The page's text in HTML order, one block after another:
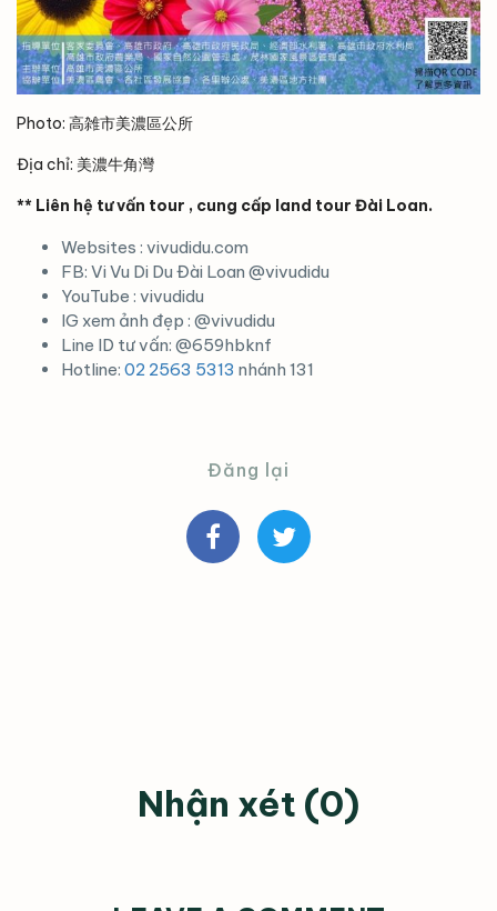
Photo: 高雑市美濃區公所
Địa chỉ: 美濃牛角灣
** Liên hệ tư vấn tour , cung cấp land tour Đài Loan.
Websites : vivudidu.com
FB: Vi Vu Di Du Đài Loan @vivudidu
YouTube : vivudidu
IG xem ảnh đẹp : @vivudidu
Line ID tư vấn: @659hbknf
Hotline: 02 2563 5313 nhánh 131
Đăng lại
Nhận xét (0)